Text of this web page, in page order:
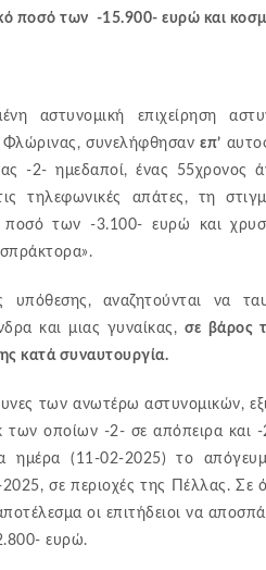
ποσό των -15.900- ευρώ και
αστυνομική επιχείρηση
Φλώρινας, συνελήφθησανεπ’
-2- ημεδαποί, ένας 55χρονος
τηλεφωνικές απάτες, τη
ποσό των -3.100- ευρώ και
υπόθεσης, αναζητούνται να
και μιας γυναίκας, σε βάρος
κατά συναυτουργία.
των ανωτέρω αστυνομικών,
των οποίων -2- σε απόπειρα και -
ημέρα (11-02-2025) το
σε περιοχές της Πέλλας. Σε
οι επιτήδειοι να
ευρώ.